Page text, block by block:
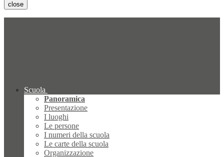
close
Scuola
Panoramica
Presentazione
I luoghi
Le persone
I numeri della scuola
Le carte della scuola
Organizzazione